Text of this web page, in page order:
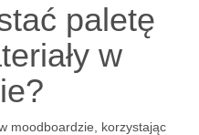
paletę
w
moodboardzie, korzystając